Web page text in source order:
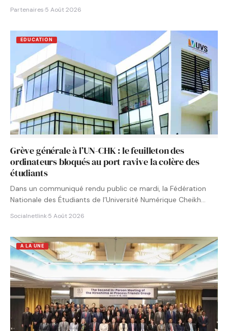
Partenaires·5 Août 2026
EDUCATION
Grève générale à l’UN-CHK : le feuilleton des
ordinateurs bloqués au port ravive la colère des
étudiants
Dans un communiqué rendu public ce mardi, la Fédération
Nationale des Étudiants de l’Université Numérique Cheikh
Socialnetlink·5 Août 2026
A LA UNE